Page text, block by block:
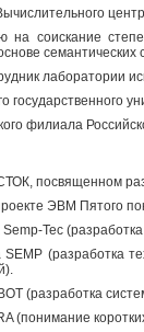
на соискание
семантических
лаборатории
государственного
филиала
посвященном
ЭВМ Пятого
Tec
SEMP (разработка
(разработка
(понимание